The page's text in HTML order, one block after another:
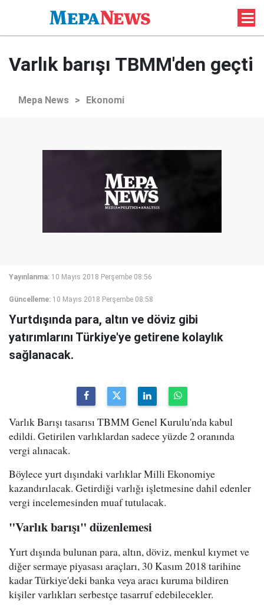
Varlık barışı TBMM'den geçti
Mepa News > Ekonomi
Yayınlanma: 10 Mayıs 2018 Perşembe 08:56
Güncelleme: 10 Mayıs 2018 Perşembe 08:58
Yurtdışında para, altın ve döviz gibi
yatırımlarını Türkiye'ye getirene kolaylık
sağlanacak.
Varlık Barışı tasarısı TBMM Genel Kurulu'nda kabul
edildi. Getirilen varlıklardan sadece yüzde 2 oranında
vergi alınacak.
Böylece yurt dışındaki varlıklar Milli Ekonomiye
kazandırılacak. Getirdiği varlığı işletmesine dahil edenler
vergi incelemesinden muaf tutulacak.
"Varlık barışı" düzenlemesi
Yurt dışında bulunan para, altın, döviz, menkul kıymet ve
diğer sermaye piyasası araçları, 30 Kasım 2018 tarihine
kadar Türkiye'deki banka veya aracı kuruma bildiren
kişiler varlıkları serbestçe tasarruf edebilecekler.